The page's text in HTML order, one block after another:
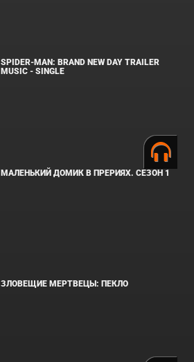
SPIDER-MAN: BRAND NEW DAY TRAILER
MUSIC - SINGLE
МАЛЕНЬКИЙ ДОМИК В ПРЕРИЯХ. СЕЗОН 1
ЗЛОВЕЩИЕ МЕРТВЕЦЫ: ПЕКЛО